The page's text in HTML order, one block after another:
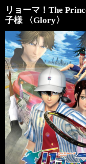
リョーマ！The
子様 〈Glory〉